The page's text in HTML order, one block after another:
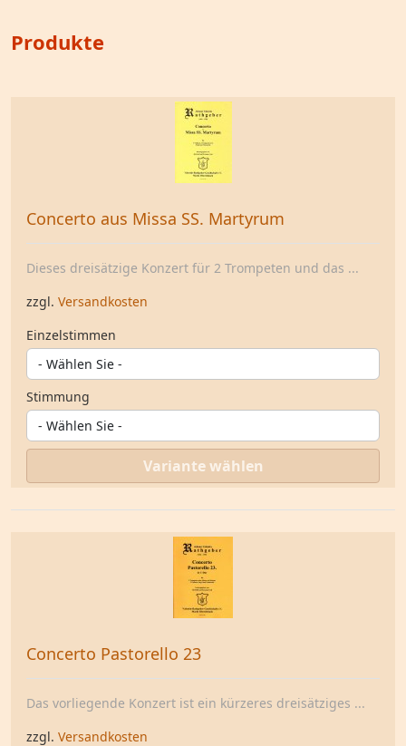
Produkte
Concerto aus Missa SS. Martyrum
Dieses dreisätzige Konzert für 2 Trompeten und das ...
zzgl. Versandkosten
Einzelstimmen
Stimmung
Variante wählen
Concerto Pastorello 23
Das vorliegende Konzert ist ein kürzeres dreisätziges ...
zzgl. Versandkosten